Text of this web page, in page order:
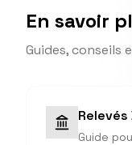
En savoir
Guides, conseils
Relevés
Guide